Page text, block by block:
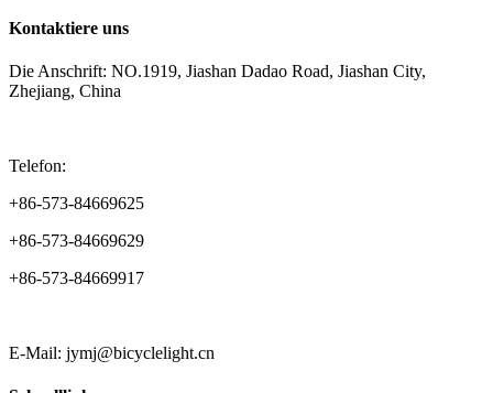
Kontaktiere uns
Die Anschrift: NO.1919, Jiashan Dadao Road, Jiashan City,
Zhejiang, China
Telefon:
+86-573-84669625
+86-573-84669629
+86-573-84669917
E-Mail: jymj@bicyclelight.cn